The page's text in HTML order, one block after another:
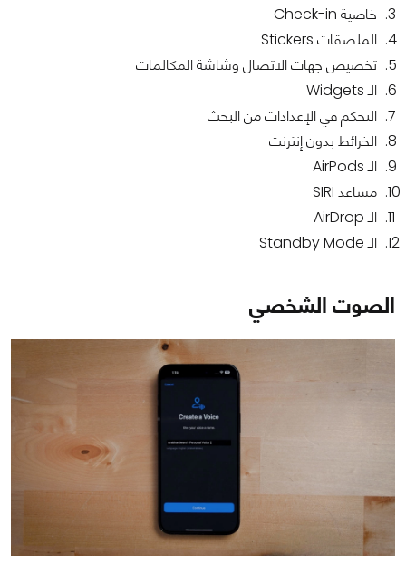
خاصية Check-in
الملصقات Stickers
تخصيص جهات الاتصال وشاشة المكالمات
الـ Widgets
التحكم في الإعدادات من البحث
الخرائط بدون إنترنت
الـ AirPods
مساعد SIRI
الـ AirDrop
الـ Standby Mode
الصوت الشخصي